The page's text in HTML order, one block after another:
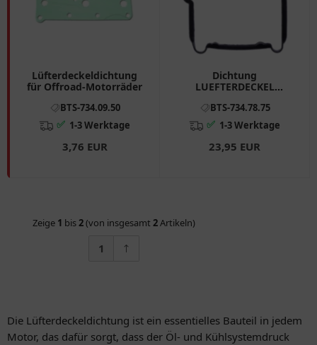
Lüfterdeckeldichtung
für Offroad-Motorräder
BTS-734.09.50
✅ 1-3 Werktage
3,76 EUR
Dichtung
LUEFTERDECKEL
passend für: Kymco
Agility, Like, Super 8
BTS-734.78.75
✅ 1-3 Werktage
23,95 EUR
Zeige 1 bis2(von insgesamt 2Artikeln)
1
Die Lüfterdeckeldichtung ist ein essentielles Bauteil in jedem
Motor, das dafür sorgt, dass der Öl- und Kühlsystemdruck